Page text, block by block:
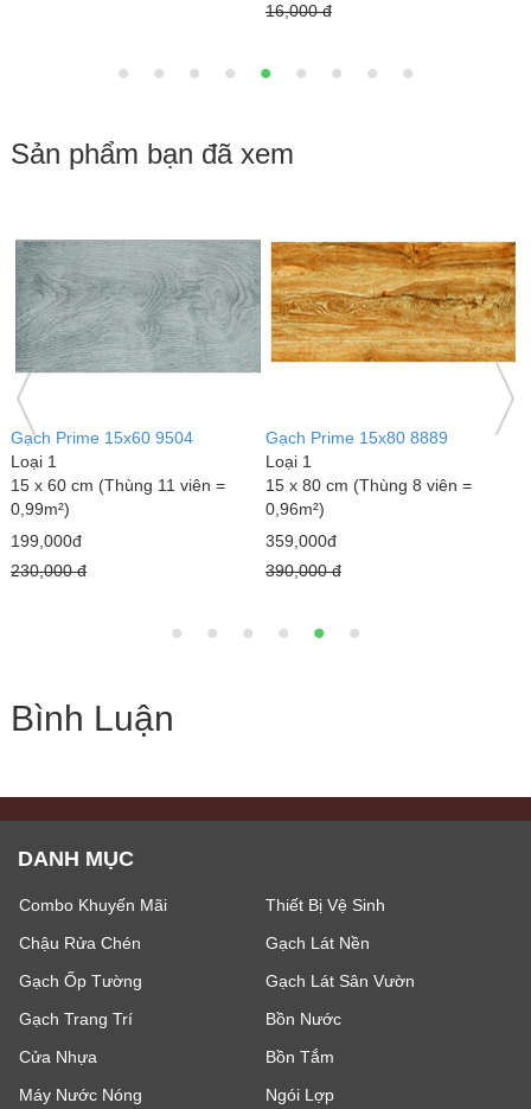
95,000đ
Sản phẩm bạn đã xem
Gạch Prime 15x60 9505
Loại 1
15 x 60 cm (Thùng 11 viên =
0,99m²)
199,000đ
230,000 đ
Gạch Prime 15x60 9501
Loại 1
15 x 60 cm (Thùng 11 viên =
0,99m²)
199,000đ
230,000 đ
Bình Luận
DANH MỤC
Combo Khuyến Mãi
Thiết Bị Vệ Sinh
Chậu Rửa Chén
Gạch Lát Nền
Gạch Ốp Tường
Gạch Lát Sân Vườn
Gạch Trang Trí
Bồn Nước
Cửa Nhựa
Bồn Tắm
Máy Nước Nóng
Ngói Lợp